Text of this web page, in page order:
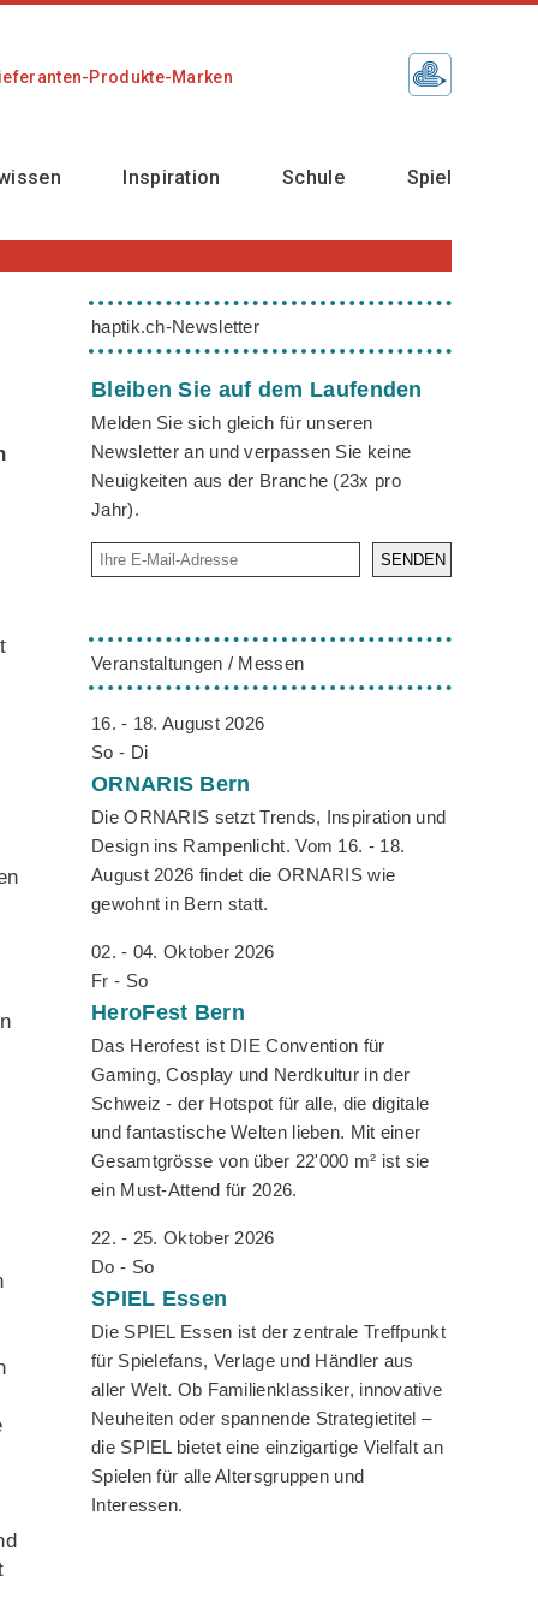
Produkte-Marken
Inspiration Schule Spiel
haptik.ch-Newsletter
Bleiben Sie auf dem Laufenden
Melden Sie sich gleich für unseren
Newsletter an und verpassen Sie keine
Neuigkeiten aus der Branche (23x pro
Jahr).
SENDEN
Veranstaltungen / Messen
16. - 18. August 2026
So - Di
ORNARIS Bern
Die ORNARIS setzt Trends, Inspiration und
Design ins Rampenlicht. Vom 16. - 18.
August 2026 findet die ORNARIS wie
gewohnt in Bern statt.
02. - 04. Oktober 2026
Fr - So
HeroFest Bern
Das Herofest ist DIE Convention für
Gaming, Cosplay und Nerdkultur in der
Schweiz - der Hotspot für alle, die digitale
und fantastische Welten lieben. Mit einer
Gesamtgrösse von über 22'000 m² ist sie
ein Must-Attend für 2026.
22. - 25. Oktober 2026
Do - So
SPIEL Essen
Die SPIEL Essen ist der zentrale Treffpunkt
für Spielefans, Verlage und Händler aus
aller Welt. Ob Familienklassiker, innovative
Neuheiten oder spannende Strategietitel –
die SPIEL bietet eine einzigartige Vielfalt an
Spielen für alle Altersgruppen und
Interessen.